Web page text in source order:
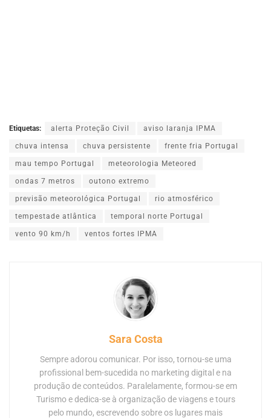
Etiquetas: alerta Proteção Civil aviso laranja IPMA
chuva intensa chuva persistente frente fria Portugal
mau tempo Portugal meteorologia Meteored
ondas 7 metros outono extremo
previsão meteorológica Portugal rio atmosférico
tempestade atlântica temporal norte Portugal
vento 90 km/h ventos fortes IPMA
Sara Costa
Sempre adorou comunicar. Por isso, tornou-se uma
profissional bem-sucedida no marketing digital e na
produção de conteúdos. Paralelamente, formou-se em
Turismo e dedica-se à organização de viagens e tours
pelo mundo, escrevendo sobre os lugares mais